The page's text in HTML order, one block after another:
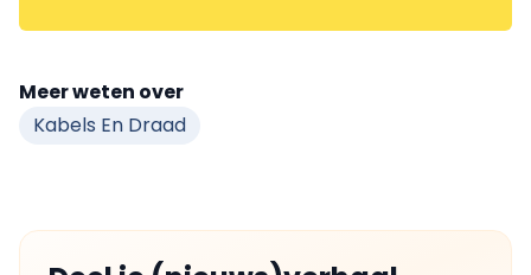
Meer weten over
Kabels En Draad